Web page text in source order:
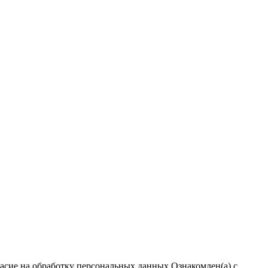
на обработку персональных данных Ознакомлен(а) с